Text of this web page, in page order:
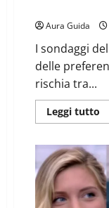
Aura Guida
I sondaggi
delle
rischia tra...
Leggi tutto